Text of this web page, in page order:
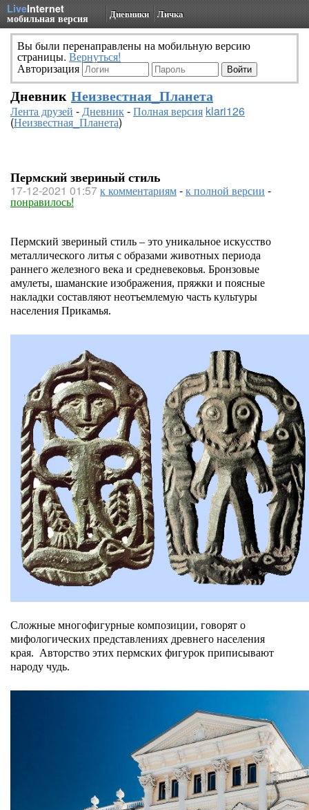
LiveInternet
мобильная версия Дневники Личка
Вы были перенаправлены на мобильную версию
страницы. Вернуться!
Авторизация
Дневник Неизвестная_Планета
Лента друзей -Дневник-Полная версия klari126
(Неизвестная_Планета)
Пермский звериный стиль
17-12-2021 01:57к комментариям-к полной версии -
понравилось!
Пермский звериный стиль – это уникальное искусство
металлического литья с образами животных периода
раннего железного века и средневековья. Бронзовые
амулеты, шаманские изображения, пряжки и поясные
накладки составляют неотъемлемую часть культуры
населения Прикамья.
Сложные многофигурные композиции, говорят о
мифологических представлениях древнего населения
края. Авторство этих пермских фигурок приписывают
народу чудь.